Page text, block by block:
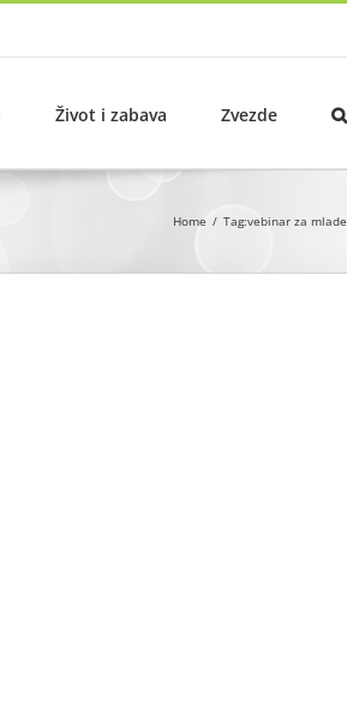
Život i zabava Zvezde
Home Tag:vebinar za mlade